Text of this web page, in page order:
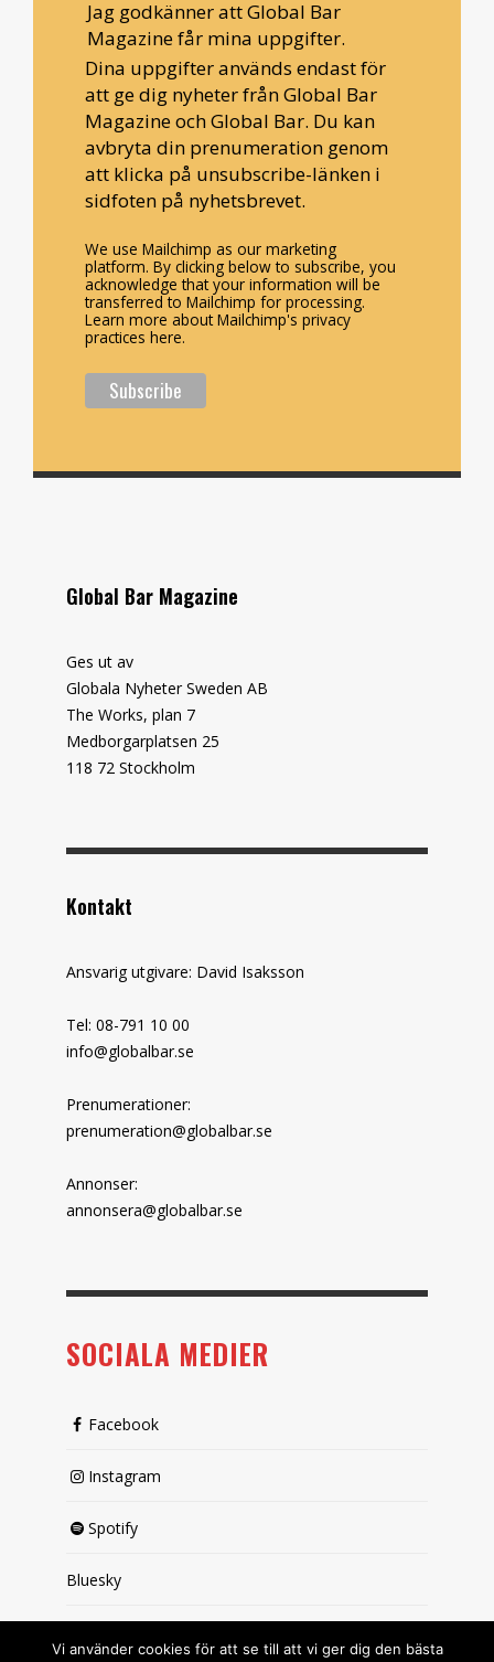
Jag godkänner att Global Bar
Magazine får mina uppgifter.
Dina uppgifter används endast för
att ge dig nyheter från Global Bar
Magazine och Global Bar. Du kan
avbryta din prenumeration genom
att klicka på unsubscribe-länken i
sidfoten på nyhetsbrevet.
We use Mailchimp as our marketing
platform. By clicking below to subscribe, you
acknowledge that your information will be
transferred to Mailchimp for processing.
Learn more about Mailchimp's privacy
practices here.
Global Bar Magazine
Ges ut av
Globala Nyheter Sweden AB
The Works, plan 7
Medborgarplatsen 25
118 72 Stockholm
Kontakt
Ansvarig utgivare: David Isaksson
Tel: 08-791 10 00
info@globalbar.se
Prenumerationer:
prenumeration@globalbar.se
Annonser:
annonsera@globalbar.se
SOCIALA MEDIER
Facebook
Instagram
Spotify
Bluesky
Vi använder cookies för att se till att vi ger dig den bästa